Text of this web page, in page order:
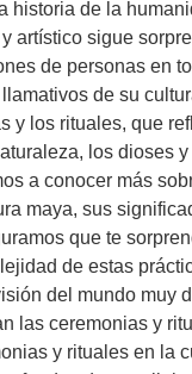
historia de la
artístico sigue
de personas en
de su
y los rituales, que
los dioses
a conocer más
maya, sus
que te
de estas
del mundo muy
las ceremonias y
y rituales en la